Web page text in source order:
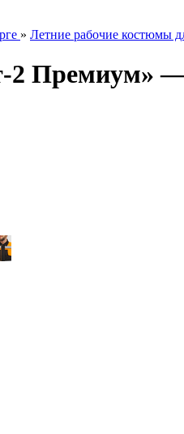
» Летние рабочие костюмы
2 Премиум»